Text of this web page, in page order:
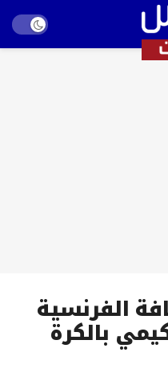
mode
الفرنسية
بالكرة